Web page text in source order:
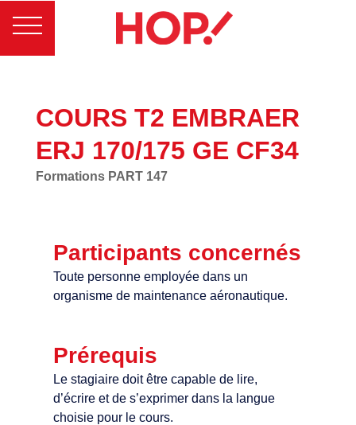
COURS T2 EMBRAER
ERJ 170/175 GE CF34
Formations PART 147
Participants concernés
Toute personne employée dans un
organisme de maintenance aéronautique.
Prérequis
Le stagiaire doit être capable de lire,
d’écrire et de s’exprimer dans la langue
choisie pour le cours.